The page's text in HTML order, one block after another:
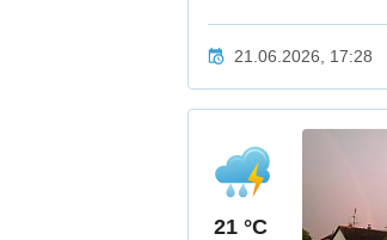
21.06.2026, 17:28
21 °C